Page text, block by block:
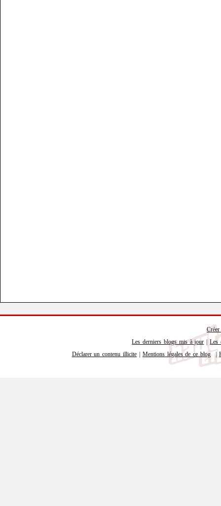
Les derniers blogs mis à jour |Les
Déclarer un contenu illicite
Mentions légales de ce blog |